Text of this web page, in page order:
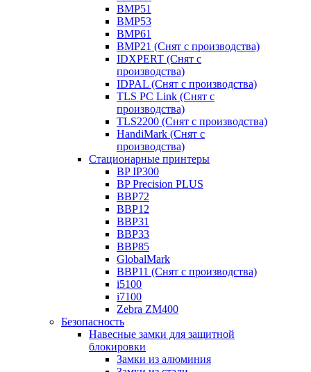
BMP51
BMP53
BMP61
BMP21 (Снят с производства)
IDXPERT (Снят с
производства)
IDPAL (Снят с производства)
TLS PC Link (Снят с
производства)
TLS2200 (Снят с производства)
HandiMark (Снят с
производства)
Стационарные принтеры
BP IP300
BP Precision PLUS
BBP72
BBP12
BBP31
BBP33
BBP85
GlobalMark
BBP11 (Снят с производства)
i5100
i7100
Zebra ZM400
Безопасность
Навесные замки для защитной
блокировки
Замки из алюминия